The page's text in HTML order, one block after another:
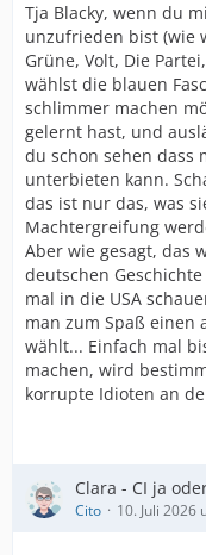
Tja Blacky, wenn du
unzufrieden bist (wie
Grüne, Volt, Die
wählst die blauen
schlimmer machen
gelernt hast, und
du schon sehen dass
unterbieten kann.
das ist nur das, was
Machtergreifung
Aber wie gesagt, das
deutschen
mal in die USA
man zum Spaß einen
wählt... Einfach mal
machen, wird
korrupte Idioten an
Clara - CI ja
Cito 10. Juli 2026